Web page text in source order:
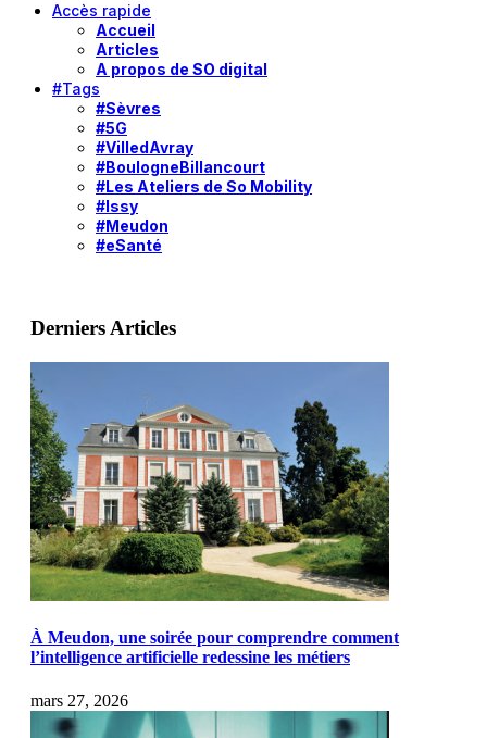
Accès rapide
Accueil
Articles
A propos de SO digital
#Tags
#Sèvres
#5G
#VilledAvray
#BoulogneBillancourt
#Les Ateliers de So Mobility
#Issy
#Meudon
#eSanté
Derniers Articles
À Meudon, une soirée pour comprendre comment
l’intelligence artificielle redessine les métiers
mars 27, 2026